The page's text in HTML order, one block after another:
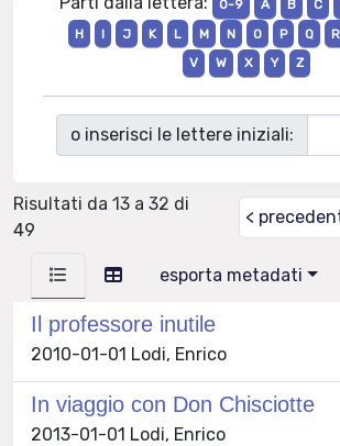
0-9 A B C
H
I J K L M N O P Q R
V
W X Y Z
o inserisci le lettere iniziali:
Risultati da 13 a 32 di
49
<
esporta metadati
Il professore inutile
2010-01-01 Lodi, Enrico
In viaggio con Don Chisciotte
2013-01-01 Lodi, Enrico